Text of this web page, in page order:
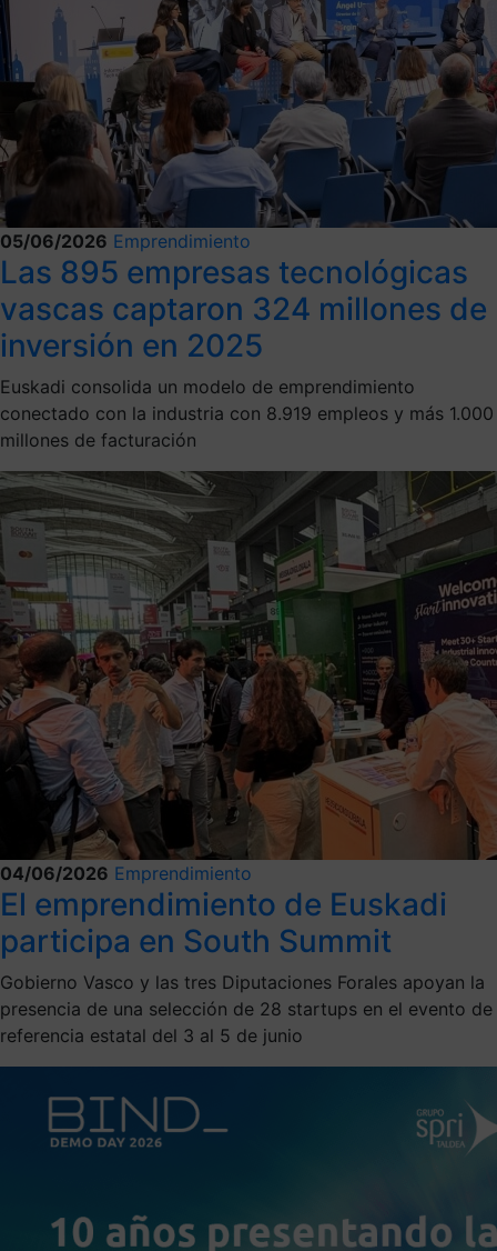
05/06/2026 Emprendimiento
Las 895 empresas tecnológicas
vascas captaron 324 millones de
inversión en 2025
Euskadi consolida un modelo de emprendimiento
conectado con la industria con 8.919 empleos y más 1.000
millones de facturación
04/06/2026 Emprendimiento
El emprendimiento de Euskadi
participa en South Summit
Gobierno Vasco y las tres Diputaciones Forales apoyan la
presencia de una selección de 28 startups en el evento de
referencia estatal del 3 al 5 de junio